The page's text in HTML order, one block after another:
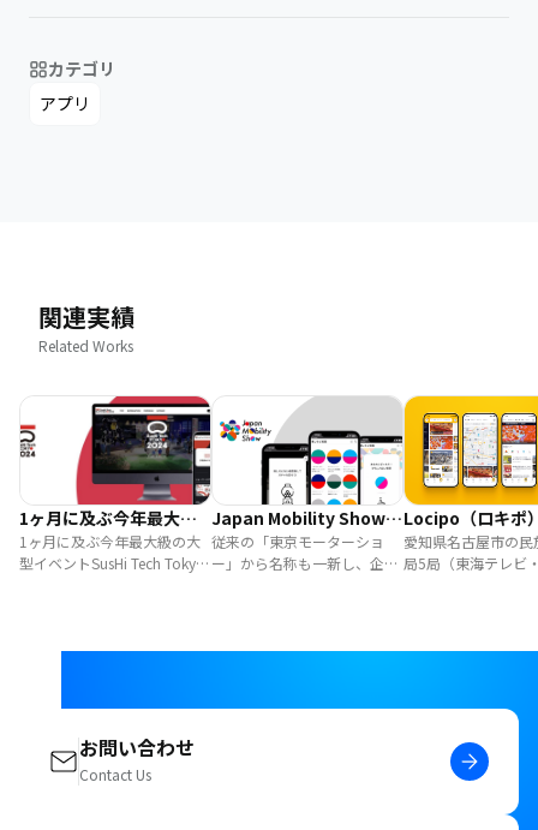
カテゴリ
アプリ
関連実績
Related Works
1ヶ月に及ぶ今年最大級
の大型イベントSusHi
Tech Tokyo 2024を
1ヶ月に及ぶ今年最大級の大
型イベントSusHi Tech Tokyo
Japan Mobility Show
2023
従来の「東京モーターショ
ー」から名称も一新し、企業
催された「Japan Mobility
「推しモビ図鑑」の開発を
Locipo（ロキポ
愛知県名古屋市の民
局5局（東海テレビ
ービス「Locipo」
した。
お問い合わせ
Contact Us